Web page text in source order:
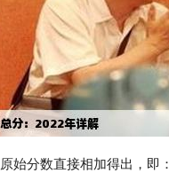
始分数直接相加得出，即：